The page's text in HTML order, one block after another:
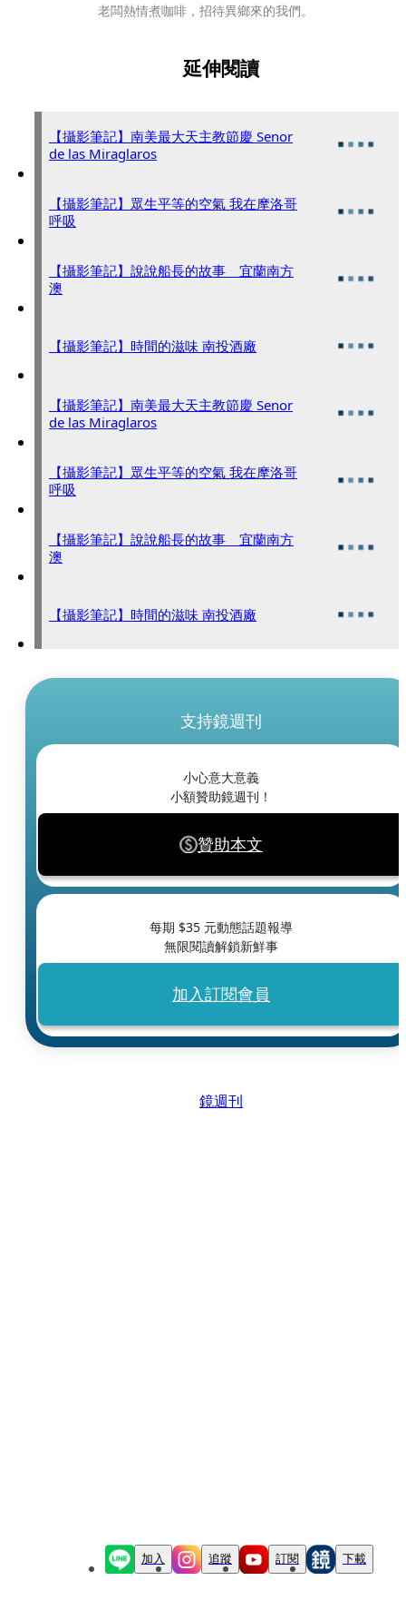
老闆熱情煮咖啡，招待異鄉來的我們。
延伸閱讀
【攝影筆記】南美最大天主教節慶 Senor
de las Miraglaros
【攝影筆記】眾生平等的空氣 我在摩洛哥
呼吸
【攝影筆記】說說船長的故事 宜蘭南方
澳
【攝影筆記】時間的滋味 南投酒廠
【攝影筆記】南美最大天主教節慶 Senor
de las Miraglaros
【攝影筆記】眾生平等的空氣 我在摩洛哥
呼吸
【攝影筆記】說說船長的故事 宜蘭南方
澳
【攝影筆記】時間的滋味 南投酒廠
支持鏡週刊
小心意大意義
小額贊助鏡週刊！
贊助本文
每期 $35 元動態話題報導
無限閱讀解鎖新鮮事
加入訂閱會員
鏡週刊
加入 追蹤 訂閱 下載